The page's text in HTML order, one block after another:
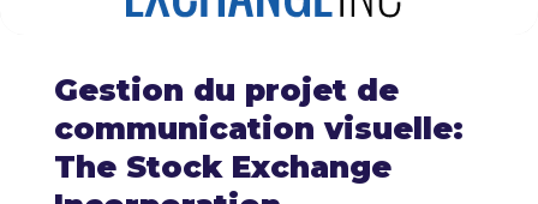
Gestion du projet de
communication visuelle:
The Stock Exchange